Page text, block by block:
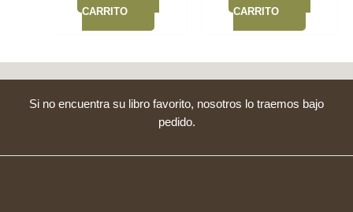
CARRITO
CARRITO
Si no encuentra su libro favorito, nosotros lo traemos bajo
pedido.